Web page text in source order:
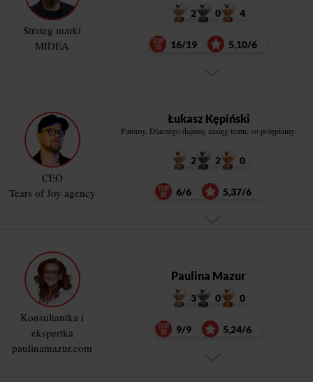
Strateg marki
MIDEA
2 0 4
16/19 5,10/6
CEO
Tears of Joy agency
Łukasz Kępiński
Patomy. Dlaczego dajemy zasięg temu, co potępiamy.
2 2 0
6/6 5,37/6
Konsultantka i
ekspertka
paulinamazur.com
Paulina Mazur
3 0 0
9/9 5,24/6